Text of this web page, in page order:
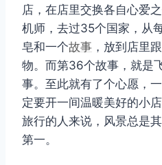
店，在店里交换各自心爱
机师，去过35个国家，从
皂和一个故事 ，放到店里
物。而第36个故事，就是
事。至此就有了个心愿，
定要开一间温暖美好的小
旅行的人来说，风景总是
第一。